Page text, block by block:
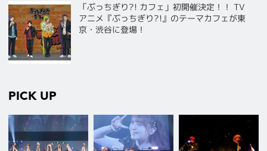
「ぶっちぎり?! カフェ」初開催決定！！ TV
アニメ『ぶっちぎり?!』のテーマカフェが東
京・渋谷に登場！
PICK UP